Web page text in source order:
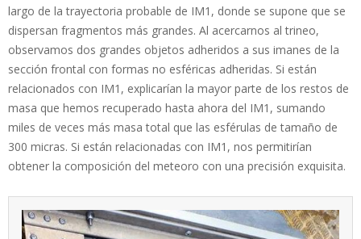
largo de la trayectoria probable de IM1, donde se supone que se
dispersan fragmentos más grandes. Al acercarnos al trineo,
observamos dos grandes objetos adheridos a sus imanes de la
sección frontal con formas no esféricas adheridas. Si están
relacionados con IM1, explicarían la mayor parte de los restos de
masa que hemos recuperado hasta ahora del IM1, sumando
miles de veces más masa total que las esférulas de tamaño de
300 micras. Si están relacionadas con IM1, nos permitirían
obtener la composición del meteoro con una precisión exquisita.